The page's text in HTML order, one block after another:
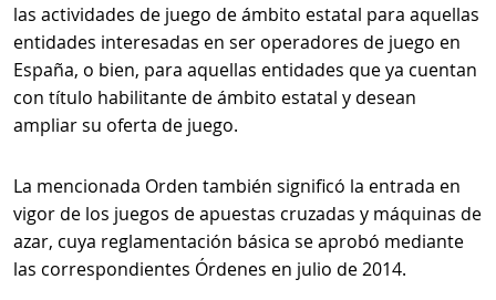
las actividades de juego de ámbito estatal para aquellas
entidades interesadas en ser operadores de juego en
España, o bien, para aquellas entidades que ya cuentan
con título habilitante de ámbito estatal y desean
ampliar su oferta de juego.
La mencionada Orden también significó la entrada en
vigor de los juegos de apuestas cruzadas y máquinas de
azar, cuya reglamentación básica se aprobó mediante
las correspondientes Órdenes en julio de 2014.